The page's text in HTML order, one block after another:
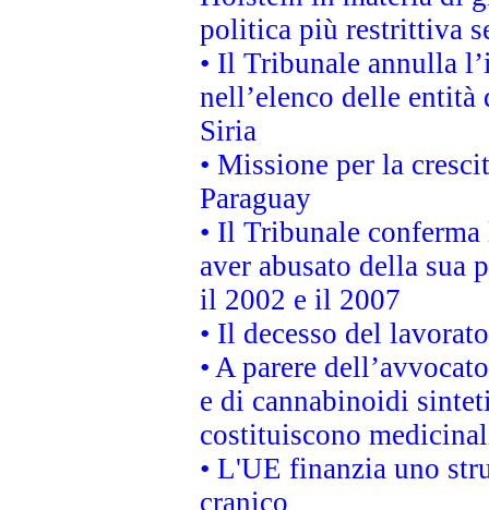
politica più restrittiva
• Il Tribunale annulla
nell’elenco delle
Siria
• Missione per la
Paraguay
• Il Tribunale
aver abusato della sua
il 2002 e il 2007
• Il decesso del
• A parere
e di cannabinoidi
costituiscono
• L'UE finanzia uno
cranico